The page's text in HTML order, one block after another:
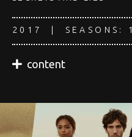
2017 | SEASONS: 1
content